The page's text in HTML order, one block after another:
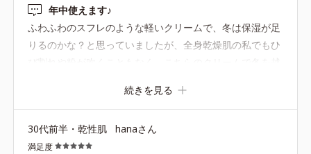
年中使えます♪
ふわふわのスフレのような軽いクリームで、冬は保湿が足
りるのかな？と思っていましたが、全身乾燥肌の私でもひ
アコンで乾燥しやすいので、お風呂上りに冬よりは少なめ
ームなので夏も重く感じずに使えそうです♪
続きを見る
30代前半・乾性肌 hanaさん
満足度